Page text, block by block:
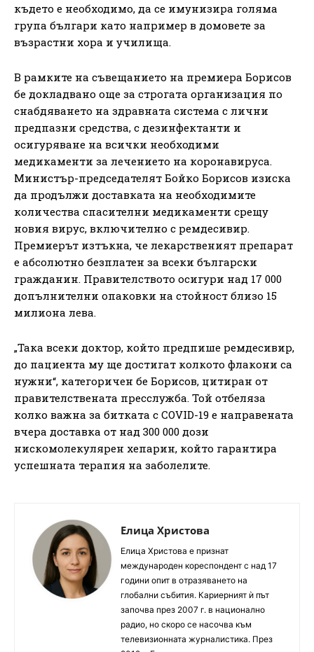
където е необходимо, да се имунизира голяма
група българи като например в домовете за
възрастни хора и училища.
В рамките на съвещанието на премиера Борисов
бе докладвано още за строгата организация по
снабдяването на здравната система с лични
предпазни средства, с дезинфектанти и
осигуряване на всички необходими
медикаменти за лечението на коронавируса.
Министър-председателят Бойко Борисов изиска
да продължи доставката на необходимите
количества спасителни медикаменти срещу
новия вирус, включително с ремдесивир.
Премиерът изтъкна, че лекарственият препарат
е абсолютно безплатен за всеки български
гражданин. Правителството осигури над 17 000
допълнителни опаковки на стойност близо 15
милиона лева.
„Така всеки доктор, който предпише ремдесивир,
до пациента му ще достигат колкото флакони са
нужни“, категоричен бе Борисов, цитиран от
правителствената пресслужба. Той отбеляза
колко важна за битката с COVID-19 e направената
вчера доставка от над 300 000 дози
нискомолекулярен хепарин, който гарантира
успешната терапия на заболелите.
Елица Христова
Елица Христова е признат
международен кореспондент с над 17
години опит в отразяването на
глобални събития. Кариерният ѝ път
започва през 2007 г. в национално
радио, но скоро се насочва към
телевизионната журналистика. През